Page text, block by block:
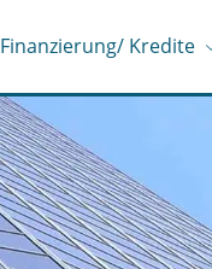
Finanzierung/ Kredite